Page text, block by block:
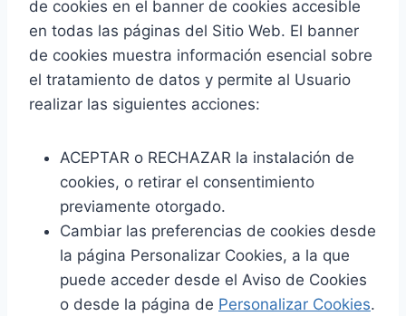
de cookies en el banner de cookies accesible
en todas las páginas del Sitio Web. El banner
de cookies muestra información esencial sobre
el tratamiento de datos y permite al Usuario
realizar las siguientes acciones:
ACEPTAR o RECHAZAR la instalación de
cookies, o retirar el consentimiento
previamente otorgado.
Cambiar las preferencias de cookies desde
la página Personalizar Cookies, a la que
puede acceder desde el Aviso de Cookies
o desde la página de Personalizar Cookies.